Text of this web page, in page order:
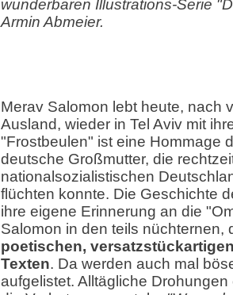
wunderbaren Illustrations-Serie
Armin Abmeier.
Merav Salomon lebt heute, nach
Ausland, wieder in Tel Aviv mit
"Frostbeulen" ist eine Hommage
deutsche Großmutter, die
nationalsozialistischen
flüchten konnte. Die Geschichte
ihre eigene Erinnerung an die
Salomon in den teils nüchternen,
poetischen,
Texten. Da werden auch mal
aufgelistet. Alltägliche